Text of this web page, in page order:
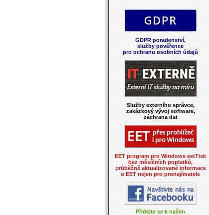
GDPR poradenství,
služby pověřence
pro ochranu osobních údajů
Služby externího správce,
zakázkový vývoj software,
záchrana dat
EET program pro Windows eetTisk
bez měsíčních poplatků,
průběžně aktualizované informace
o EET nejen pro pronajímatele
Přidejte se k našim